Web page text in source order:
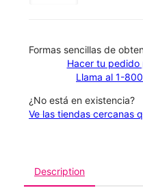
​​​​​​​Formas sencillas de
Hacer tu pedido
Llama al 1-
¿No está en existencia?
Ve las tiendas cercanas
Description